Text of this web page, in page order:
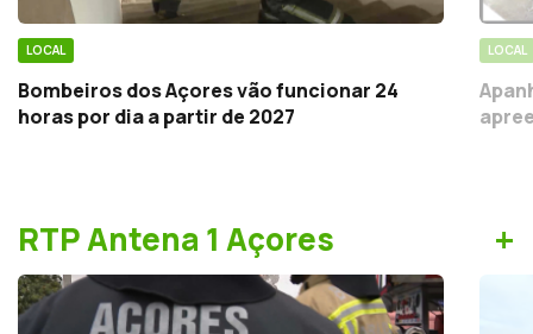
LOCAL
Bombeiros dos Açores vão funcionar 24
horas por dia a partir de 2027
LOCAL
RTP Antena 1 Açores +